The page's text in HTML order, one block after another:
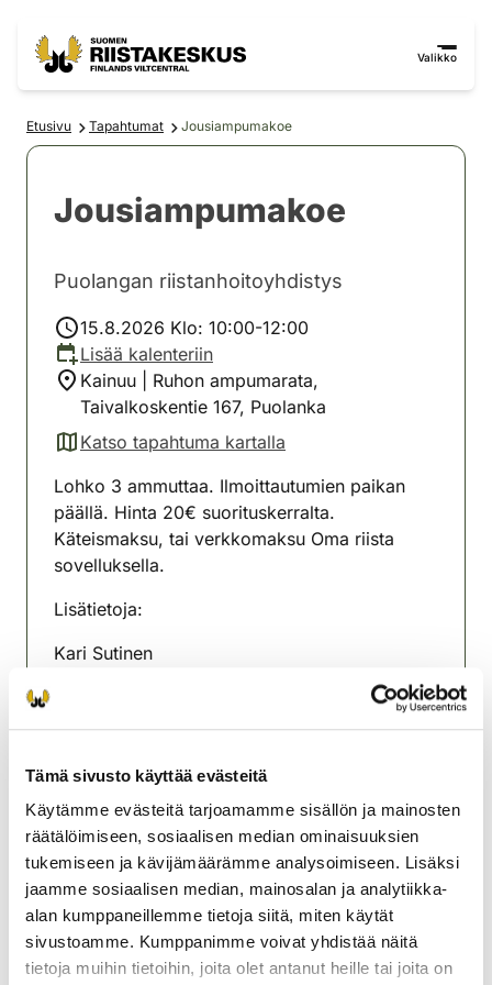
Tämä sivusto käyttää evästeitä
Käytämme evästeitä tarjoamamme sisällön ja mainosten
räätälöimiseen, sosiaalisen median ominaisuuksien
tukemiseen ja kävijämäärämme analysoimiseen. Lisäksi
jaamme sosiaalisen median, mainosalan ja analytiikka-
alan kumppaneillemme tietoja siitä, miten käytät
sivustoamme. Kumppanimme voivat yhdistää näitä
tietoja muihin tietoihin, joita olet antanut heille tai joita on
Valikko
Etusivu Tapahtumat Jousiampumakoe
Jousiampumakoe
Puolangan riistanhoitoyhdistys
15.8.2026 Klo: 10:00-12:00
Lisää kalenteriin
Kainuu | Ruhon ampumarata,
Taivalkoskentie 167, Puolanka
Katso tapahtuma kartalla
(avautuu uuteen välilehteen)
Lohko 3 ammuttaa. Ilmoittautumien paikan
päällä. Hinta 20€ suorituskerralta.
Käteismaksu, tai verkkomaksu Oma riista
sovelluksella.
Lisätietoja:
Kari Sutinen
Kainuu
040-5793731
puolanka@rhy.riista.fi